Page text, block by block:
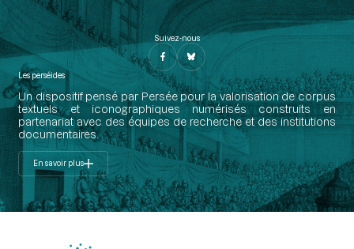
Suivez-nous
Les perséides
Un dispositif pensé par Persée pour la valorisation de corpus
textuels et iconographiques numérisés construits en
partenariat avec des équipes de recherche et des institutions
documentaires.
En savoir plus